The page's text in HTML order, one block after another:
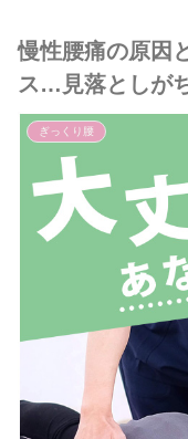
慢性腰痛の原因
ス…見落としが
ぎっくり腰